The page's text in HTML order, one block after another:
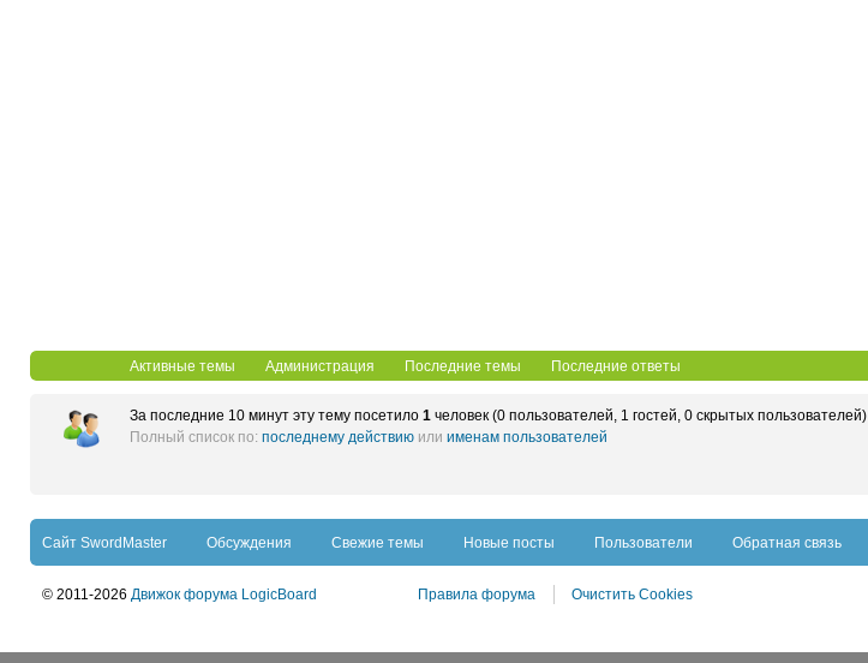
Активные темы Администрация Последние темы Последние ответы
За последние 10 минут эту тему посетило 1 человек (0 пользователей, 1 гостей, 0 скрытых пользователей)
Полный список по: последнему действию или именам пользователей
Сайт SwordMaster Обсуждения Свежие темы Новые посты Пользователи Обратная связь
© 2011-2026 Движок форума LogicBoard Правила форума Очистить Cookies